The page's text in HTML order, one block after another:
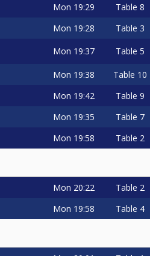
60€, 5. Platz: 30€.
Masters Finalturnier.
die TOP 16 Freilose. Bei
Freilose)
der Billardtische 1, 2 und
die Livestreams im
auf "Mag ich", abonniere
um gute Stöße oder kuriose
abgespeichert. Die
Szene im Kasten ist. Aus den
Queue TV" hochgeladen.
Mon 19:29 Table 8
Mon 19:28 Table 3
Mon 19:37 Table 5
Mon 19:38 Table 10
Mon 19:42 Table 9
Mon 19:35 Table 7
Mon 19:58 Table 2
Mon 20:22 Table 2
Mon 19:58 Table 4